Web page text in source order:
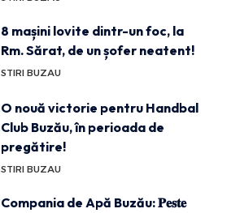
8 mașini lovite dintr-un foc, la
Rm. Sărat, de un șofer neatent!
STIRI BUZAU
O nouă victorie pentru Handbal
Club Buzău, în perioada de
pregătire!
STIRI BUZAU
Compania de Apă Buzău: 𝐏𝐞𝐬𝐭𝐞